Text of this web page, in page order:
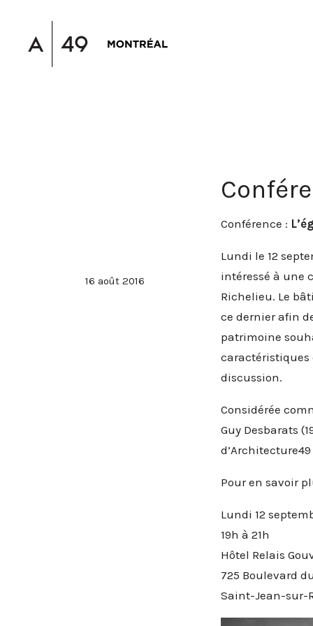
16 août 2016
Conférence :
Lundi le 12
intéressé à une
Richelieu. Le
ce dernier afin
patrimoine
caractéristiques
discussion.
Considérée
Guy Desbarats
Pour en savoir
Lundi 12
19h à 21h
Hôtel Relais
725 Boulevard
Saint-Jean-sur-